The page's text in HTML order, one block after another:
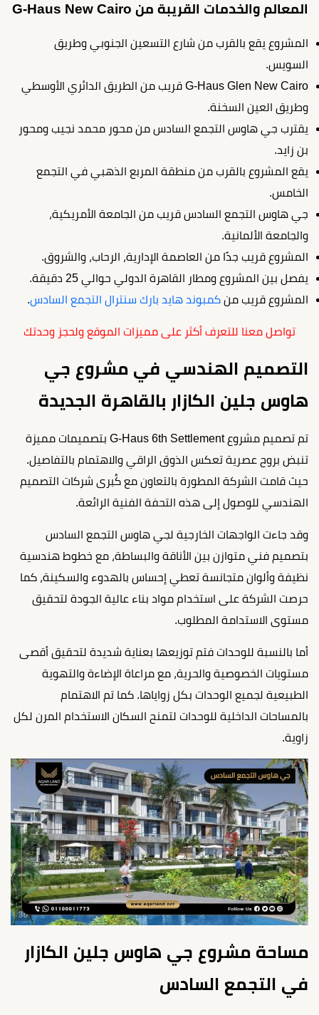
المعالم والخدمات القريبة من G-Haus New Cairo
المشروع يقع بالقرب من شارع التسعين الجنوبي وطريق
السويس.
G-Haus Glen New Cairo قريب من الطريق الدائري الأوسطي
وطريق العين السخنة.
يقترب جي هاوس التجمع السادس من محور محمد نجيب ومحور
بن زايد.
يقع المشروع بالقرب من منطقة المربع الذهبي في التجمع
الخامس.
جي هاوس التجمع السادس قريب من الجامعة الأمريكية،
والجامعة الألمانية.
المشروع قريب جدًا من العاصمة الإدارية، الرحاب، والشروق.
يفصل بين المشروع ومطار القاهرة الدولي حوالي 25 دقيقة.
المشروع قريب من كمبوند هايد بارك سنترال التجمع السادس.
تواصل معنا للتعرف أكثر على مميزات الموقع ولحجز وحدتك
التصميم الهندسي في مشروع جي
هاوس جلين الكازار بالقاهرة الجديدة
تم تصميم مشروع G-Haus 6th Settlement بتصميمات مميزة
تنبض بروح عصرية تعكس الذوق الراقي والاهتمام بالتفاصيل.
حيث قامت الشركة المطورة بالتعاون مع كُبرى شركات التصميم
الهندسي للوصول إلى هذه التحفة الفنية الرائعة.
وقد جاءت الواجهات الخارجية لجي هاوس التجمع السادس
بتصميم فني متوازن بين الأناقة والبساطة، مع خطوط هندسية
نظيفة وألوان متجانسة تعطي إحساس بالهدوء والسكينة، كما
حرصت الشركة على استخدام مواد بناء عالية الجودة لتحقيق
مستوى الاستدامة المطلوب.
أما بالنسبة للوحدات فتم توزيعها بعناية شديدة لتحقيق أقصى
مستويات الخصوصية والحرية، مع مراعاة الإضاءة والتهوية
الطبيعية لجميع الوحدات بكل زواياها. كما تم الاهتمام
بالمساحات الداخلية للوحدات لتمنح السكان الاستخدام المرن لكل
زاوية.
مساحة مشروع جي هاوس جلين الكازار
في التجمع السادس